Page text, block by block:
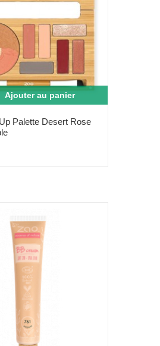
Ajouter au panier
Palette Desert Rose